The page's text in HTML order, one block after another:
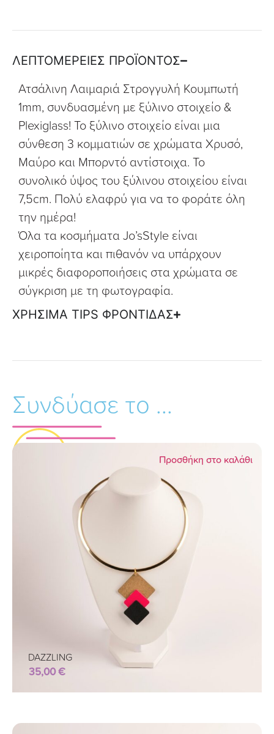
ΛΕΠΤΟΜΕΡΕΙΕΣ ΠΡΟΪΟΝΤΟΣ
Ατσάλινη Λαιμαριά Στρογγυλή Κουμπωτή
1mm, συνδυασμένη με ξύλινο στοιχείο &
Plexiglass! Το ξύλινο στοιχείο είναι μια
σύνθεση 3 κομματιών σε χρώματα Χρυσό,
Μαύρο και Μπορντό αντίστοιχα. Το
συνολικό ύψος του ξύλινου στοιχείου είναι
7,5cm. Πολύ ελαφρύ για να το φοράτε όλη
την ημέρα!
Όλα τα κοσμήματα Jo’sStyle είναι
χειροποίητα και πιθανόν να υπάρχουν
μικρές διαφοροποιήσεις στα χρώματα σε
σύγκριση με τη φωτογραφία.
ΧΡΗΣΙΜΑ TIPS ΦΡΟΝΤΙΔΑΣ
Συνδύασε το ...
Προσθήκη στο καλάθι
DAZZLING
35,00€